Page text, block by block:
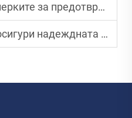
на пожари в електрическите къщи?
работа на GIS оборудването?